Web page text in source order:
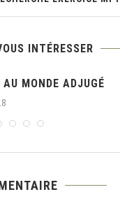
INTÉRESSER
MONDE ADJUGÉ